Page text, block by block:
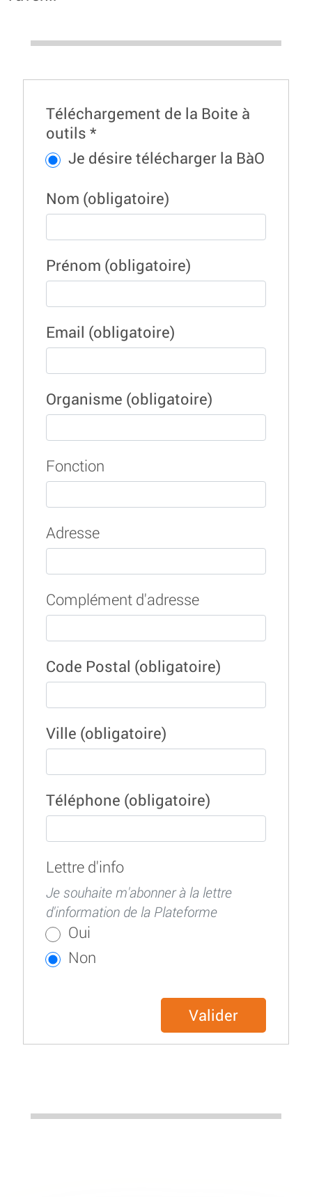
Téléchargement de la Boite à
outils*
Je désire télécharger la BàO
Nom (obligatoire)
Prénom (obligatoire)
Email (obligatoire)
Organisme (obligatoire)
Fonction
Adresse
Complément d'adresse
Code Postal (obligatoire)
Ville (obligatoire)
Téléphone (obligatoire)
Lettre d'info
Je souhaite m'abonner à la lettre
d'information de la Plateforme
Oui
Non
Valider